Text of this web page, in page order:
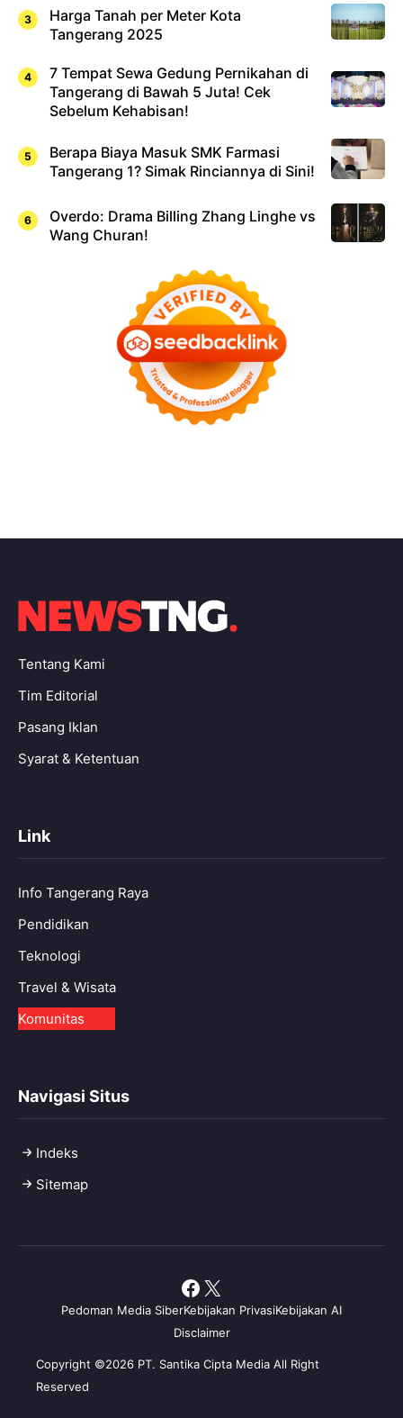
Harga Tanah per Meter Kota
Tangerang 2025
7 Tempat Sewa Gedung Pernikahan di
Tangerang di Bawah 5 Juta! Cek
Sebelum Kehabisan!
Berapa Biaya Masuk SMK Farmasi
Tangerang 1? Simak Rinciannya di Sini!
Overdo: Drama Billing Zhang Linghe vs
Wang Churan!
Tentang Kami
Tim Editorial
Pasang Iklan
Syarat & Ketentuan
Link
Info Tangerang Raya
Pendidikan
Teknologi
Travel & Wisata
Komunitas
Navigasi Situs
Indeks
Sitemap
Copyright ©2026 PT. Santika Cipta Media All Right
Reserved
Pedoman Media SiberKebijakan PrivasiKebijakan AI
Disclaimer
Facebook
X